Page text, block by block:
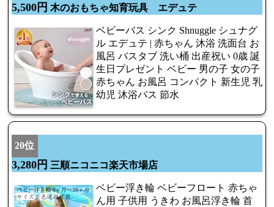
5,500円 木のおもちゃ知育玩具 エデュテ
ベビーバス シンク Shnuggle シュナグ
ル エデュテ | 赤ちゃん 沐浴 洗面台 お
風呂 バスタブ 洗い桶 出産祝い 0歳 誕
生日プレゼント ベビー 男の子 女の子
赤ちゃん お風呂 コンパクト 新生児 乳
幼児 沐浴バス 節水
20位
3,280円 三順ニコニコ楽天市場店
ベビー浮き輪 ベビーフロート 赤ちゃ
ん用 子供用 うきわ お風呂浮き輪 首